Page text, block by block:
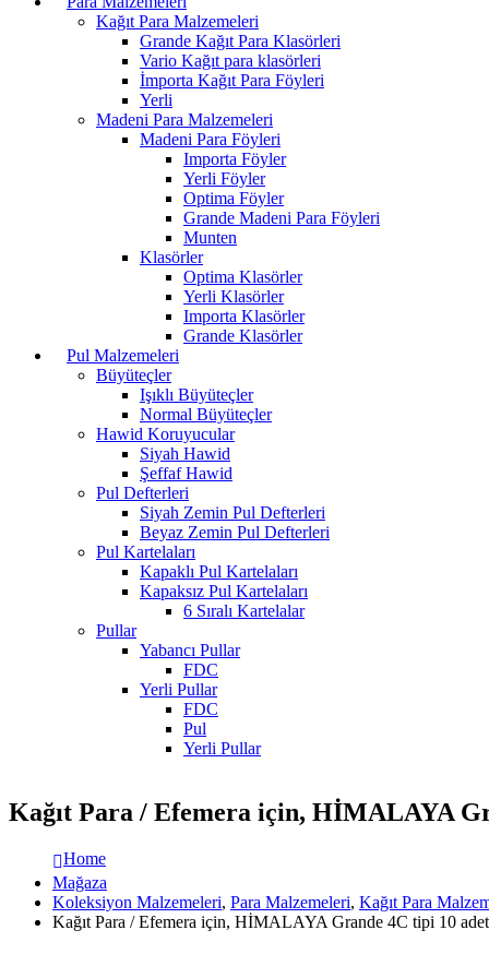
Kağıt Para Malzemeleri
Grande Kağıt Para Klasörleri
Vario Kağıt para klasörleri
İmporta Kağıt Para Föyleri
Yerli
Madeni Para Malzemeleri
Madeni Para Föyleri
Importa Föyler
Yerli Föyler
Optima Föyler
Grande Madeni Para Föyleri
Munten
Klasörler
Optima Klasörler
Yerli Klasörler
Importa Klasörler
Grande Klasörler
Pul Malzemeleri
Büyüteçler
Işıklı Büyüteçler
Normal Büyüteçler
Hawid Koruyucular
Siyah Hawid
Şeffaf Hawid
Pul Defterleri
Siyah Zemin Pul Defterleri
Beyaz Zemin Pul Defterleri
Pul Kartelaları
Kapaklı Pul Kartelaları
Kapaksız Pul Kartelaları
6 Sıralı Kartelalar
Pullar
Yabancı Pullar
FDC
Yerli Pullar
FDC
Pul
Yerli Pullar
Kağıt Para / Efemera için, HİMALAYA
Home
Mağaza
Koleksiyon Malzemeleri, Para Malzemeleri, Kağıt Para
Kağıt Para / Efemera için, HİMALAYA Grande 4C tipi 10